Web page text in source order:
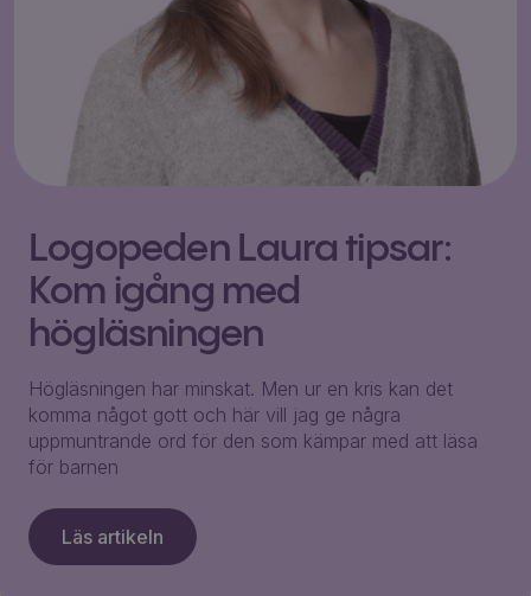
Logopeden Laura tipsar:
Kom igång med
högläsningen
Högläsningen har minskat. Men ur en kris kan det
komma något gott och här vill jag ge några
uppmuntrande ord för den som kämpar med att läsa
för barnen
Läs artikeln